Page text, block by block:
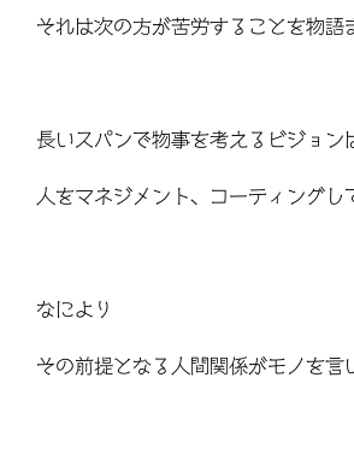
それは次の方が苦労することを物語
長いスパンで物事を考えるビジョン
人をマネジメント、コーティングし
なにより
その前提となる人間関係がモノを言